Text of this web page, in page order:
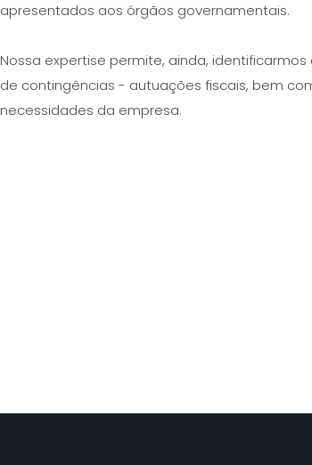
apresentados aos órgãos governamentais.
Nossa expertise permite, ainda,
de contingências - autuações fiscais, bem
necessidades da empresa.